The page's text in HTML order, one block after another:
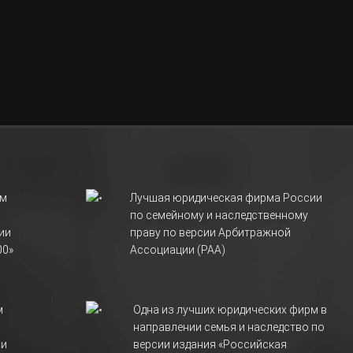
Лучшая юридическая фирма России
по семейному и наследственному
праву по версии Арбитражной
Ассоциации (РАА)
Одна из лучших юридических фирм в
направлении семья и наследство по
версии издания «Российская